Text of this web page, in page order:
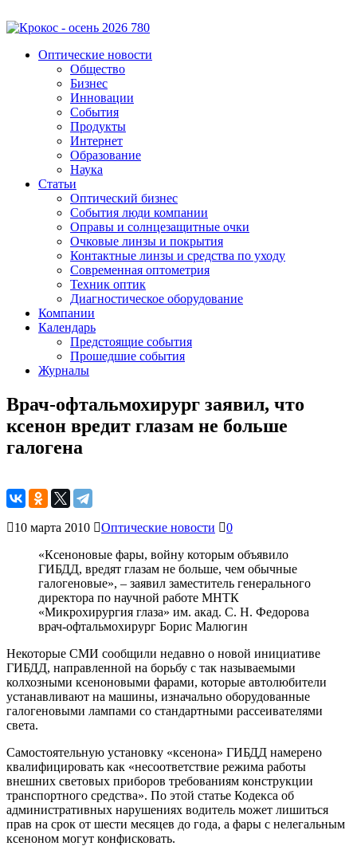
Оптические новости
Общество
Бизнес
Инновации
События
Продукты
Интернет
Образование
Наука
Статьи
Оптический бизнес
События люди компании
Оправы и солнцезащитные очки
Очковые линзы и покрытия
Контактные линзы и средства по уходу
Современная оптометрия
Техник оптик
Диагностическое оборудование
Компании
Календарь
Предстоящие события
Прошедшие события
Журналы
Врач-офтальмохирург заявил, что
ксенон вредит глазам не больше
галогена
10 марта 2010 Оптические новости
0
«Ксеноновые фары, войну которым объявило
ГИБДД, вредят глазам не больше, чем обычные
галогеновые», – заявил заместитель генерального
директора по научной работе МНТК
«Микрохирургия глаза» им. акад. С. Н. Федорова
врач-офтальмохирург Борис Малюгин
Некоторые СМИ сообщили недавно о новой инициативе
ГИБДД, направленной на борьбу с так называемыми
колхозными ксеноновыми фарами, которые автолюбители
устанавливают на машины, изначально оборудованные
галогеновыми лампами со стандартными рассеивателями
света.
Самостоятельную установку «ксенона» ГИБДД намерено
квалифицировать как «несоответствие режима работы
внешних световых приборов требованиям конструкции
транспортного средства». По этой статье Кодекса об
административных нарушениях водитель может лишиться
прав на срок от шести месяцев до года, а фары с нелегальным
ксеноном могут конфисковать.